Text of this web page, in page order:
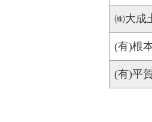
㈱大成
(有)根
(有)平